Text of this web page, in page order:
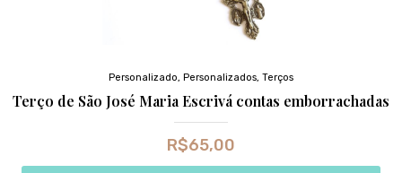
Personalizado, Personalizados, Terços
Terço de São José Maria Escrivá contas emborrachadas
R$65,00